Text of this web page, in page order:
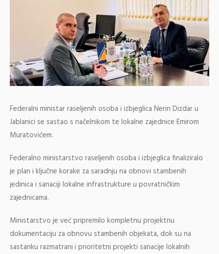
Federalni ministar raseljenih osoba i izbjeglica Nerin Dizdar u
Jablanici se sastao s načelnikom te lokalne zajednice Emirom
Muratovićem.
Federalno ministarstvo raseljenih osoba i izbjeglica finaliziralo
je plan i ključne korake za saradnju na obnovi stambenih
jedinica i sanaciji lokalne infrastrukture u povratničkim
zajednicama.
Ministarstvo je već pripremilo kompletnu projektnu
dokumentaciju za obnovu stambenih objekata, dok su na
sastanku razmatrani i prioritetni projekti sanacije lokalnih